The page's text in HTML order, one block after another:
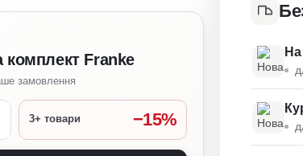
комплект Franke
замовлення
3+ товари −15%